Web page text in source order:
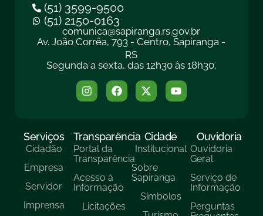
(51) 3599-9500
(51) 2150-0163
comunica@sapiranga.rs.gov.br
Av. João Corrêa, 793 - Centro, Sapiranga -
RS
Segunda a sexta, das 12h30 às 18h30.
Serviços
Cidadão
Empresa
Servidor
Imprensa
Transparência
Portal da
Transparência
Acesso à
Informação
Licitações
Cidade
Institucional
Sobre
Sapiranga
Símbolos
Ouvidoria
Ouvidoria
Geral
Serviço de
Informação
Perguntas